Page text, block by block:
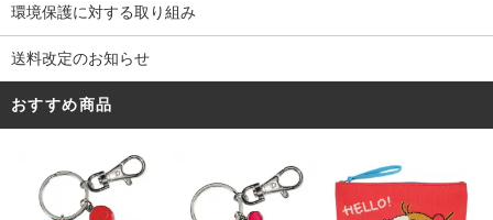
環境保護に対する取り組み
送料改定のお知らせ
おすすめ商品